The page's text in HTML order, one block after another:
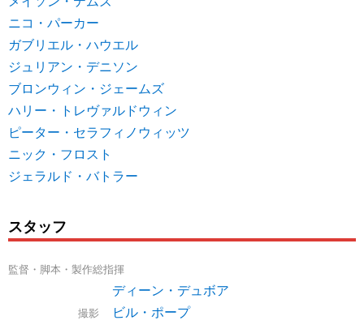
ニコ・パーカー
ガブリエル・ハウエル
ジュリアン・デニソン
ブロンウィン・ジェームズ
ハリー・トレヴァルドウィン
ピーター・セラフィノウィッツ
ニック・フロスト
ジェラルド・バトラー
スタッフ
監督・脚本・製作総指揮
ディーン・デュボア
撮影 ビル・ポープ